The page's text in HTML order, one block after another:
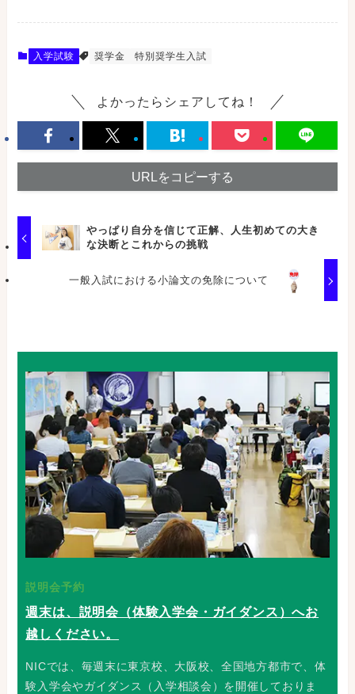
入学試験 奨学金 特別奨学生入試
よかったらシェアしてね！
URLをコピーする
やっぱり自分を信じて正解、人生初めての大き
な決断とこれからの挑戦
一般入試における小論文の免除について
説明会予約
週末は、説明会（体験入学会・ガイダンス）へお
越しください。
NICでは、毎週末に東京校、大阪校、全国地方都市で、体
験入学会やガイダンス（入学相談会）を開催しておりま